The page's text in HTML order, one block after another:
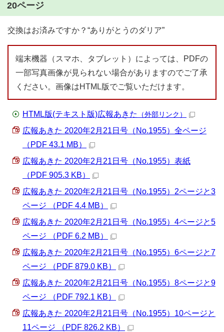
20ページ
交換はお済みですか？“ありがとうのダリア”
端末機器（スマホ、タブレット）によっては、PDFの
一部写真画像が見られない場合がありますのでご了承
ください。画像はHTML版でご覧いただけます。
HTML版(テキスト版)広報あきた （外部リンク）
広報あきた 2020年2月21日号（No.1955）全ページ
（PDF 43.1 MB）
広報あきた 2020年2月21日号（No.1955）表紙
（PDF 905.3 KB）
広報あきた 2020年2月21日号（No.1955）2ページと3
ページ （PDF 4.4 MB）
広報あきた 2020年2月21日号（No.1955）4ページと5
ページ （PDF 6.2 MB）
広報あきた 2020年2月21日号（No.1955）6ページと7
ページ （PDF 879.0 KB）
広報あきた 2020年2月21日号（No.1955）8ページと9
ページ （PDF 792.1 KB）
広報あきた 2020年2月21日号（No.1955）10ページと
11ページ （PDF 826.2 KB）